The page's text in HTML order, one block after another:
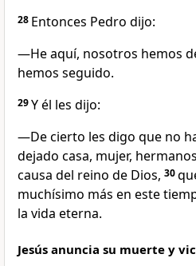
28 Entonces Pedro dijo:
—He aquí, nosotros hemos
hemos seguido.
29Y él les dijo:
—De cierto les digo que no
dejado casa, mujer,
causa del reino de Dios, 30
muchísimo más en este
la vida eterna.
Jesús anuncia su muerte y